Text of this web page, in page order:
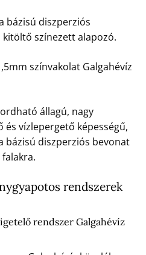
bázisú diszperziós
kitöltő színezett alapozó.
színvakolat Galgahévíz
állagú, nagy
és vízlepergető képességű,
bázisú diszperziós bevonat
rendszerek
rendszer Galgahévíz